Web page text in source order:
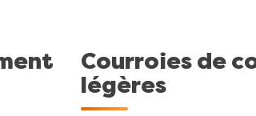
Courroies de
légères